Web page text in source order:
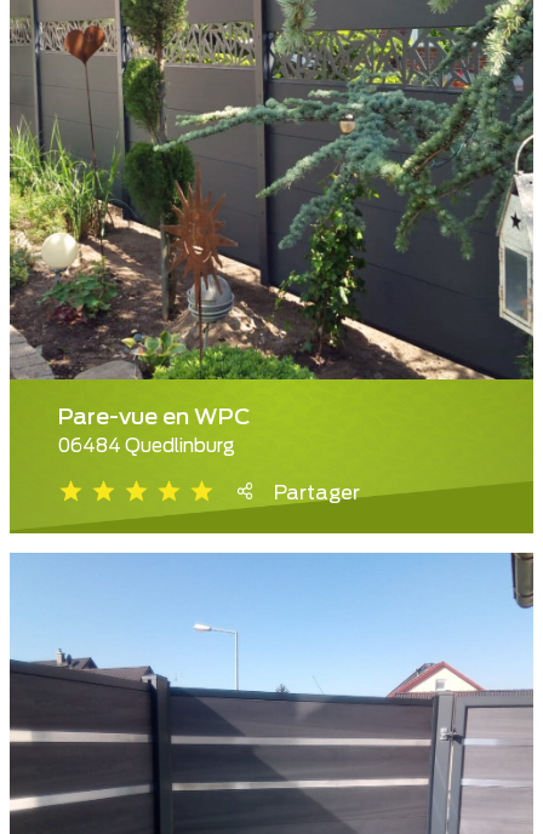
Pare-vue en WPC
06484 Quedlinburg
Partager